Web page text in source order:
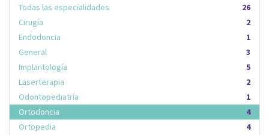
26
Todas las especialidades
2
Cirugía
1
Endodoncia
3
General
5
Implantología
2
Laserterapia
1
Odontopediatría
4
Ortodoncia
4
Ortopedia